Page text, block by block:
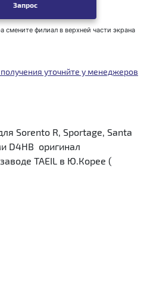
Запрос
смените филиал в верхней части экрана
уточнйте у менеджеров
Sorento R, Sportage, Santa
D4HB оригинал
TAEIL в Ю.Корее (